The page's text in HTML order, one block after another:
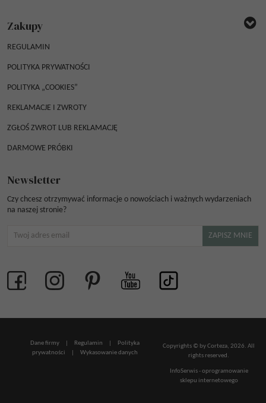
Zakupy
REGULAMIN
POLITYKA PRYWATNOŚCI
POLITYKA „COOKIES”
REKLAMACJE I ZWROTY
ZGŁOŚ ZWROT LUB REKLAMACJĘ
DARMOWE PRÓBKI
Newsletter
Czy chcesz otrzymywać informacje o nowościach i ważnych wydarzeniach
na naszej stronie?
Copyrights © by Corteza, 2026. All
rights reserved.
InfoSerwis-oprogramowanie
sklepu internetowego
Dane firmy Regulamin
Polityka
prywatności
Wykasowanie danych